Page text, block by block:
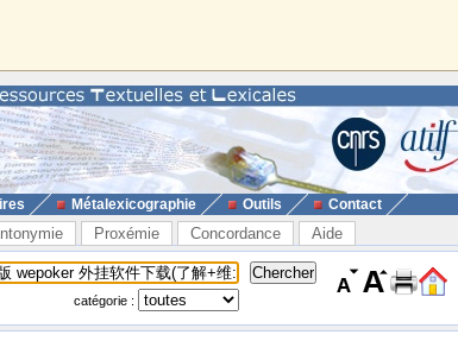
Métalexicographie Outils Contact
Proxémie Concordance Aide
catégorie :